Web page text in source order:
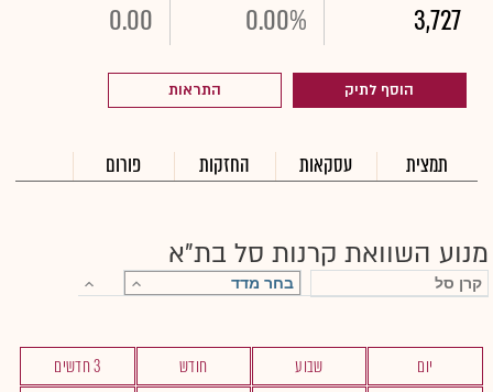
3,727
0.00%
0.00
הוסף לתיק התראות
תמצית עסקאות החזקות פורום
מנוע השוואת קרנות סל בת"א
יום שבוע חודש
3 חדשים